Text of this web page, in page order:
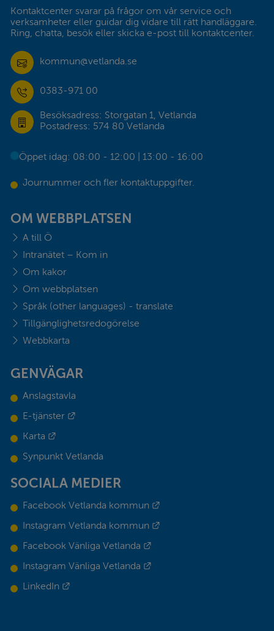
Kontaktcenter svarar på frågor om vår service och
verksamheter eller guidar dig vidare till rätt handläggare.
Ring, chatta, besök eller skicka e-post till kontaktcenter.
kommun@vetlanda.se
0383-971 00
Besöksadress: Storgatan 1, Vetlanda
Postadress: 574 80 Vetlanda
Öppet idag: 08:00 - 12:00 | 13:00 - 16:00
Journummer och fler kontaktuppgifter.
OM WEBBPLATSEN
A till Ö
Intranätet – Kom in
Om kakor
Om webbplatsen
Språk (other languages) - translate
Tillgänglighetsredogörelse
Webbkarta
GENVÄGAR
Anslagstavla
E-tjänster
Karta
Synpunkt Vetlanda
SOCIALA MEDIER
Facebook Vetlanda kommun
Instagram Vetlanda kommun
Facebook Vänliga Vetlanda
Instagram Vänliga Vetlanda
LinkedIn